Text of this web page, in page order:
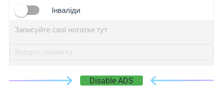
Інваліди
Записуйте свої нотатки тут
Disable ADS